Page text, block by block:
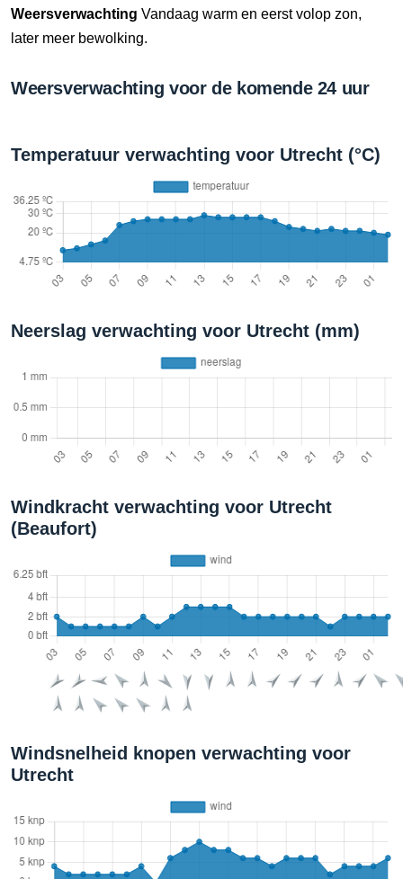
Weersverwachting Vandaag warm en eerst volop zon,
later meer bewolking.
Weersverwachting voor de komende 24 uur
Temperatuur verwachting voor Utrecht (°C)
Neerslag verwachting voor Utrecht (mm)
Windkracht verwachting voor Utrecht
(Beaufort)
Windsnelheid knopen verwachting voor
Utrecht